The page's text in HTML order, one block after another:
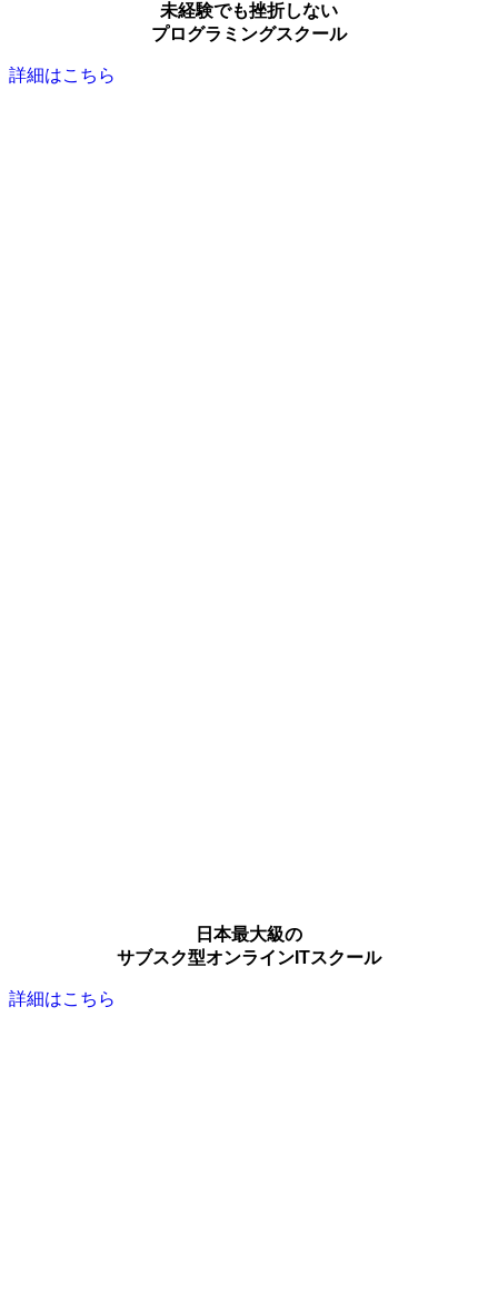
未経験でも挫折しない
プログラミングスクール
詳細はこちら
日本最大級の
サブスク型オンラインITスクール
詳細はこちら